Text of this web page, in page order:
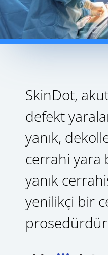
SkinDot,
defekt
yanık,
cerrahi yara
yanık
yenilikçi bir